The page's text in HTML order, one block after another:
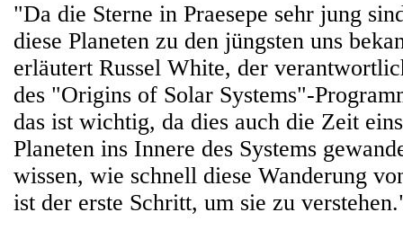
"Da die Sterne in Praesepe sehr jung
diese Planeten zu den jüngsten uns
erläutert Russel White, der
des "Origins of Solar Systems"-
das ist wichtig, da dies auch die Zeit
Planeten ins Innere des Systems
wissen, wie schnell diese Wanderung
ist der erste Schritt, um sie zu